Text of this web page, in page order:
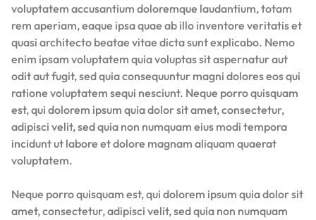
voluptatem accusantium doloremque laudantium, totam
rem aperiam, eaque ipsa quae ab illo inventore veritatis et
quasi architecto beatae vitae dicta sunt explicabo. Nemo
enim ipsam voluptatem quia voluptas sit aspernatur aut
odit aut fugit, sed quia consequuntur magni dolores eos qui
ratione voluptatem sequi nesciunt. Neque porro quisquam
est, qui dolorem ipsum quia dolor sit amet, consectetur,
adipisci velit, sed quia non numquam eius modi tempora
incidunt ut labore et dolore magnam aliquam quaerat
voluptatem.
Neque porro quisquam est, qui dolorem ipsum quia dolor sit
amet, consectetur, adipisci velit, sed quia non numquam